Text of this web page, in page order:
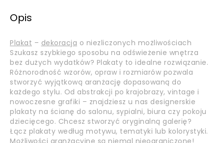
Opis
Plakat – dekoracja o niezliczonych możliwościach
Szukasz szybkiego sposobu na odświeżenie wnętrza
bez dużych wydatków? Plakaty to idealne rozwiązanie.
Różnorodność wzorów, opraw i rozmiarów pozwala
stworzyć wyjątkową aranżację dopasowaną do
każdego stylu. Od abstrakcji po krajobrazy, vintage i
nowoczesne grafiki – znajdziesz u nas designerskie
plakaty na ścianę do salonu, sypialni, biura czy pokoju
dziecięcego. Chcesz stworzyć oryginalną galerię?
Łącz plakaty według motywu, tematyki lub kolorystyki.
Możliwości aranżacyjne są niemal nieograniczone!